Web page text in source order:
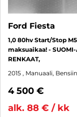
Ford Fiesta
1,0 80hv Start/Stop
maksuaikaa! - SUOMI-
RENKAAT,
2015 , Manuaali,
4 500 €
alk. 88 € / kk